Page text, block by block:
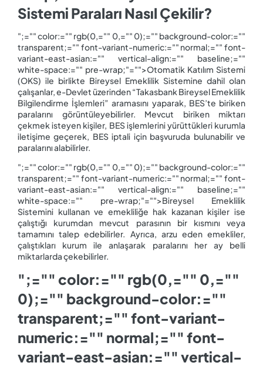
Sistemi Paraları Nasıl Çekilir?
";="" color:="" rgb(0,="" 0,="" 0);="" background-color:=""
transparent;="" font-variant-numeric:="" normal;="" font-
variant-east-asian:="" vertical-align:="" baseline;=""
white-space:="" pre-wrap;"="">Otomatik Katılım Sistemi
(OKS) ile birlikte Bireysel Emeklilik Sistemine dahil olan
çalışanlar, e-Devlet üzerinden “Takasbank Bireysel Emeklilik
Bilgilendirme İşlemleri” aramasını yaparak, BES’te biriken
paralarını görüntüleyebilirler. Mevcut biriken miktarı
çekmek isteyen kişiler, BES işlemlerini yürüttükleri kurumla
iletişime geçerek, BES iptali için başvuruda bulunabilir ve
paralarını alabilirler.
";="" color:="" rgb(0,="" 0,="" 0);="" background-color:=""
transparent;="" font-variant-numeric:="" normal;="" font-
variant-east-asian:="" vertical-align:="" baseline;=""
white-space:="" pre-wrap;"="">Bireysel Emeklilik
Sistemini kullanan ve emekliliğe hak kazanan kişiler ise
çalıştığı kurumdan mevcut parasının bir kısmını veya
tamamını talep edebilirler. Ayrıca, arzu eden emekliler,
çalıştıkları kurum ile anlaşarak paralarını her ay belli
miktarlarda çekebilirler.
";="" color:="" rgb(0,="" 0,=""
0);="" background-color:=""
transparent;="" font-variant-
numeric:="" normal;="" font-
variant-east-asian:="" vertical-